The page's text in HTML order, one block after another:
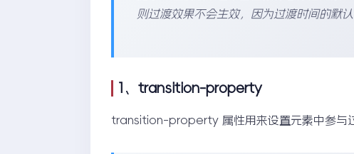
则过渡效果不会生效，因为过渡时间的默认
1、transition-property
transition-property 属性用来设置元素中参与